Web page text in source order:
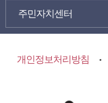
주민자치센터
개인정보처리방침